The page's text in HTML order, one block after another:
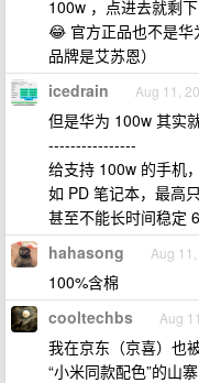
100w ，点进去就剩
😂 官方正品也不是华
品牌是艾苏恩）
icedrain Aug 11,
但是华为 100w 其实
----------------
给支持 100w 的手机
如 PD 笔记本，最高
甚至不能长时间稳定
hahasong Aug
100%含棉
cooltechbs Aug
我在京东（京喜）也
“小米同款配色”的山寨